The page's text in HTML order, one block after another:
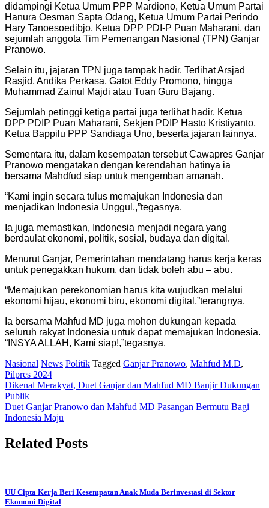
didampingi Ketua Umum PPP Mardiono, Ketua Umum Partai
Hanura Oesman Sapta Odang, Ketua Umum Partai Perindo
Hary Tanoesoedibjo, Ketua DPP PDI-P Puan Maharani, dan
sejumlah anggota Tim Pemenangan Nasional (TPN) Ganjar
Pranowo.
Selain itu, jajaran TPN juga tampak hadir. Terlihat Arsjad
Rasjid, Andika Perkasa, Gatot Eddy Promono, hingga
Muhammad Zainul Majdi atau Tuan Guru Bajang.
Sejumlah petinggi ketiga partai juga terlihat hadir. Ketua
DPP PDIP Puan Maharani, Sekjen PDIP Hasto Kristiyanto,
Ketua Bappilu PPP Sandiaga Uno, beserta jajaran lainnya.
Sementara itu, dalam kesempatan tersebut Cawapres Ganjar
Pranowo mengatakan dengan kerendahan hatinya ia
bersama Mahdfud siap untuk mengemban amanah.
“Kami ingin secara tulus memajukan Indonesia dan
menjadikan Indonesia Unggul.,”tegasnya.
Ia juga memastikan, Indonesia menjadi negara yang
berdaulat ekonomi, politik, sosial, budaya dan digital.
Menurut Ganjar, Pemerintahan mendatang harus kerja keras
untuk penegakkan hukum, dan tidak boleh abu – abu.
“Memajukan perekonomian harus kita wujudkan melalui
ekonomi hijau, ekonomi biru, ekonomi digital,”terangnya.
Ia bersama Mahfud MD juga mohon dukungan kepada
seluruh rakyat Indonesia untuk dapat memajukan Indonesia.
“INSYA ALLAH, Kami siap!,”tegasnya.
Nasional News Politik Tagged Ganjar Pranowo, Mahfud M.D,
Pilpres 2024
Post
navigation
Dikenal Merakyat, Duet Ganjar dan Mahfud MD Banjir Dukungan
Publik
Duet Ganjar Pranowo dan Mahfud MD Pasangan Bermutu Bagi
Indonesia Maju
Related Posts
UU Cipta Kerja Beri Kesempatan Anak Muda Berinvestasi di Sektor
Ekonomi Digital